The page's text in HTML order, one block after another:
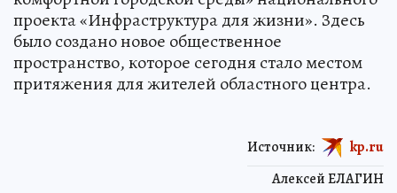
проекта «Инфраструктура для жизни». Здесь
было создано новое общественное
пространство, которое сегодня стало местом
притяжения для жителей областного центра.
Алексей ЕЛАГИН
Источник: kp.ru